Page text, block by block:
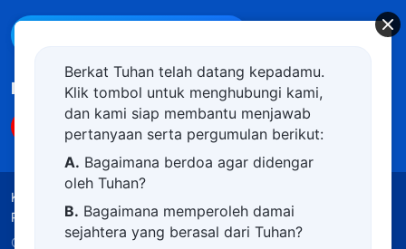
Ikuti Kami
Ketentuan Penggunaan
Penghargaan
Kebijakan Cookie
Copyright © 2026Gereja Tuhan Yang Mahakuasa.
Berkat Tuhan telah datang kepadamu.
Klik tombol untuk menghubungi kami,
dan kami siap membantu menjawab
pertanyaan serta pergumulan berikut:
A. Bagaimana berdoa agar didengar
oleh Tuhan?
B. Bagaimana memperoleh damai
sejahtera yang berasal dari Tuhan?